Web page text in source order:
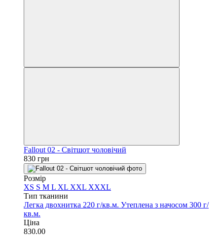
Fallout 02 - Світшот чоловічий
830 грн
Розмір
XS S M L XL XXL XXXL
Тип тканини
Легка двохнитка 220 г/кв.м. Утеплена з начосом 300 г/
кв.м.
Ціна
830.00